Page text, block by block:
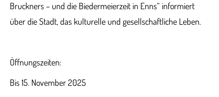
Bruckners – und die Biedermeierzeit in Enns“ informiert
über die Stadt, das kulturelle und gesellschaftliche Leben.
Öffnungszeiten:
Bis 15. November 2025